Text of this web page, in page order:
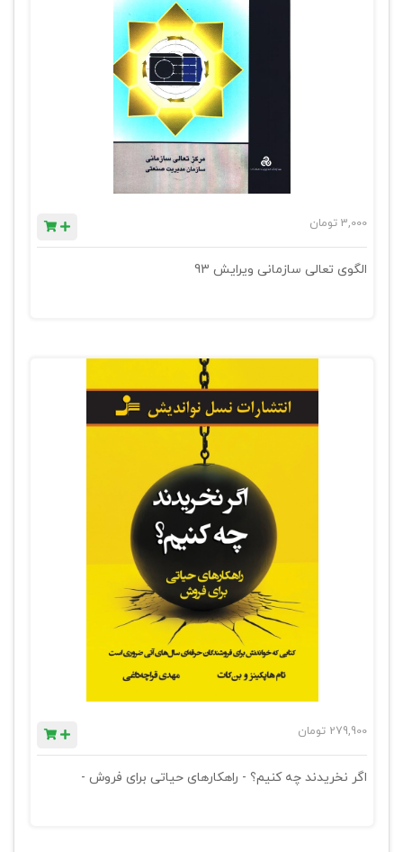
3,000 تومان
الگوی تعالی سازمانی ویرایش 93
279,900 تومان
اگر نخریدند چه کنیم؟ - راهکارهای حیاتی برای فروش -